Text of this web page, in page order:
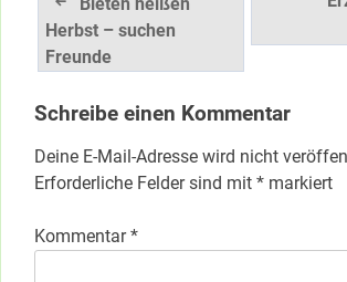
Herbst – suchen
Freunde
Schreibe einen Kommentar
Deine E-Mail-Adresse wird nicht
Erforderliche Felder sind mit * markiert
Kommentar*